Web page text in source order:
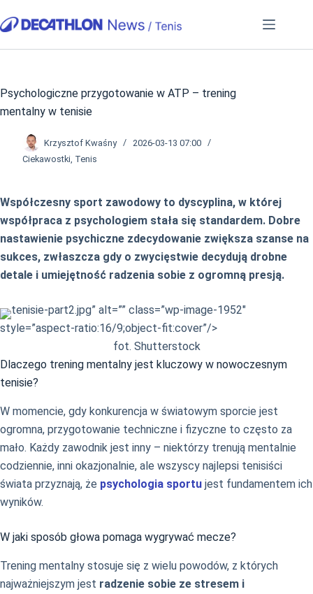
do
Psychologiczne przygotowanie w ATP – trening
mentalny w tenisie
Krzysztof Kwaśny
2026-03-13 07:00
Ciekawostki, Tenis
Współczesny sport zawodowy to dyscyplina, w której
współpraca z psychologiem stała się standardem. Dobre
nastawienie psychiczne zdecydowanie zwiększa szanse na
sukces, zwłaszcza gdy o zwycięstwie decydują drobne
detale i umiejętność radzenia sobie z ogromną presją.
tenisie-part2.jpg” alt=”” class=”wp-image-1952″
style=”aspect-ratio:16/9;object-fit:cover”/>
fot. Shutterstock
Dlaczego trening mentalny jest kluczowy w nowoczesnym
tenisie?
W momencie, gdy konkurencja w światowym sporcie jest
ogromna, przygotowanie techniczne i fizyczne to często za
mało. Każdy zawodnik jest inny – niektórzy trenują mentalnie
codziennie, inni okazjonalnie, ale wszyscy najlepsi tenisiści
świata przyznają, że psychologia sportu jest fundamentem ich
wyników.
W jaki sposób głowa pomaga wygrywać mecze?
Trening mentalny stosuje się z wielu powodów, z których
najważniejszym jest radzenie sobie ze stresem i